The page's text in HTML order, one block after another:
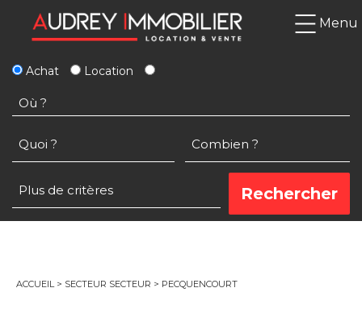
Menu
Achat Location
ACCUEIL> SECTEUR SECTEUR > PECQUENCOURT